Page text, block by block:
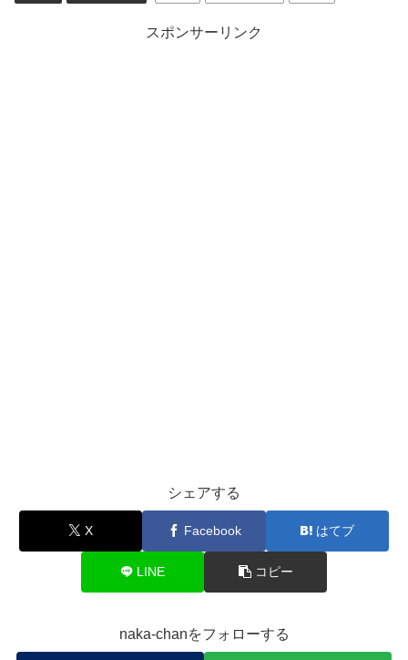
スポンサーリンク
シェアする
X Facebook はてブ
LINE コピー
naka-chanをフォローする